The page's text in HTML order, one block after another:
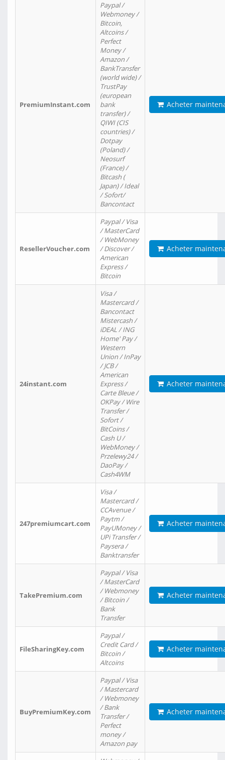
PremiumInstant.com
Paypal /
Webmoney /
Bitcoin,
Altcoins /
Perfect
Money /
Amazon /
BankTransfer
(world wide) /
TrustPay
(european
bank
transfer) /
QIWI (CIS
countries) /
Dotpay
(Poland) /
Neosurf
(France) /
Bitcash (
Japan) / Ideal
/ Sofort/
Bancontact
Acheter
ResellerVoucher.com
Paypal / Visa
/ MasterCard
/ WebMoney
/ Discover /
American
Express /
Bitcoin
Acheter
24instant.com
Visa /
Mastercard /
Bancontact
Mistercash /
iDEAL / ING
Home' Pay /
Western
Union / InPay
/ JCB /
American
Express /
Carte Bleue /
OKPay / Wire
Transfer /
Sofort /
BitCoins /
Cash U /
WebMoney /
Przelewy24 /
DaoPay /
Cash4WM
Acheter
247premiumcart.com
Visa /
Mastercard /
CCAvenue /
Paytm /
PayUMoney /
UPi Transfer /
Paysera /
Banktransfer
Acheter
TakePremium.com
Paypal / Visa
/ MasterCard
/ Webmoney
/ Bitcoin /
Bank
Transfer
Acheter
FileSharingKey.com
Paypal /
Credit Card /
Bitcoin /
Altcoins
Acheter
BuyPremiumKey.com
Paypal / Visa
/ Mastercard
/ Webmoney
/ Bank
Transfer /
Perfect
money /
Amazon pay
Acheter